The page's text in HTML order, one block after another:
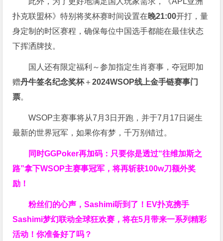
扑克联盟杯》特别将奖杯赛时间设置在晚21:00开打，量
身定制的时区赛程，确保每位中国选手都能在最佳状态
下挥洒牌技。
国人还有限定福利～参加指定生肖赛事，夺冠即加
赠丹牛签名纪念奖杯＋2024WSOP线上金手链赛事门
票。
WSOP主赛事将从7月3日开跑，并于7月17日诞生
最新的世界冠军，如果你有梦，千万别错过。
同时GGPoker再加码：只要你是透过“往维加斯之
路”拿下WSOP主赛事冠军，将再斩获100w刀额外奖
励！
粉丝们的心声，Sashimi听到了！EV扑克携手
Sashimi梦幻联动全球狂欢赛，将在5月带来一系列精彩
活动！你准备好了吗？